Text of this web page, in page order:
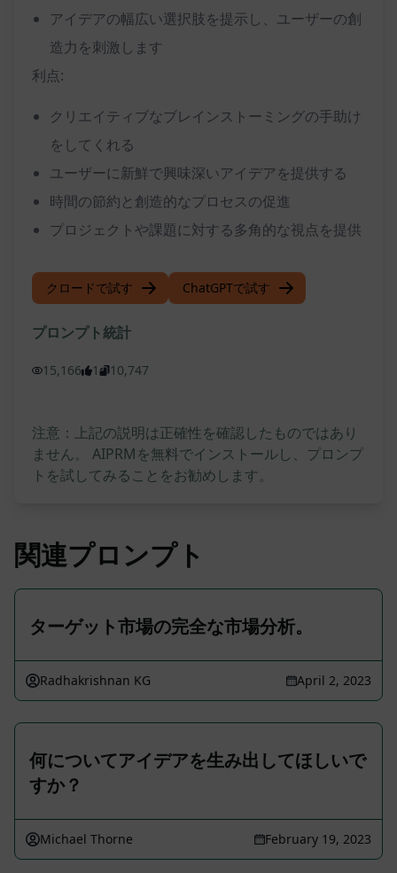
アイデアの幅広い選択肢を提示し、ユーザーの創
造力を刺激します
利点:
クリエイティブなブレインストーミングの手助け
をしてくれる
ユーザーに新鮮で興味深いアイデアを提供する
時間の節約と創造的なプロセスの促進
プロジェクトや課題に対する多角的な視点を提供
クロードで試す ChatGPTで試す
プロンプト統計
15,166 1 10,747
注意：上記の説明は正確性を確認したものではあり
ません。 AIPRMを無料でインストールし、プロンプ
トを試してみることをお勧めします。
関連プロンプト
ターゲット市場の完全な市場分析。
Radhakrishnan KG April 2, 2023
何についてアイデアを生み出してほしいで
すか？
Michael Thorne February 19, 2023